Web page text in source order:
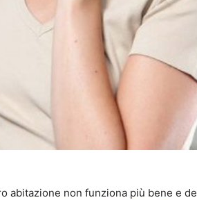
abitazione non funziona più bene e